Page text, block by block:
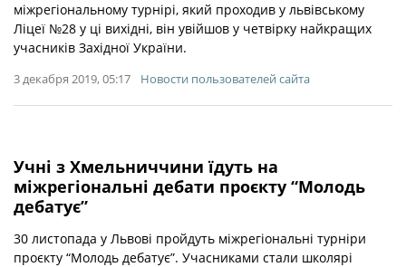
міжрегіональному турнірі, який проходив у львівському
Ліцеї №28 у ці вихідні, він увійшов у четвірку найкращих
учасників Західної України.
3 декабря 2019, 05:17 Новости пользователей сайта
Учні з Хмельниччини їдуть на
міжрегіональні дебати проєкту “Молодь
дебатує”
30 листопада у Львові пройдуть міжрегіональні турніри
проєкту “Молодь дебатує”. Учасниками стали школярі